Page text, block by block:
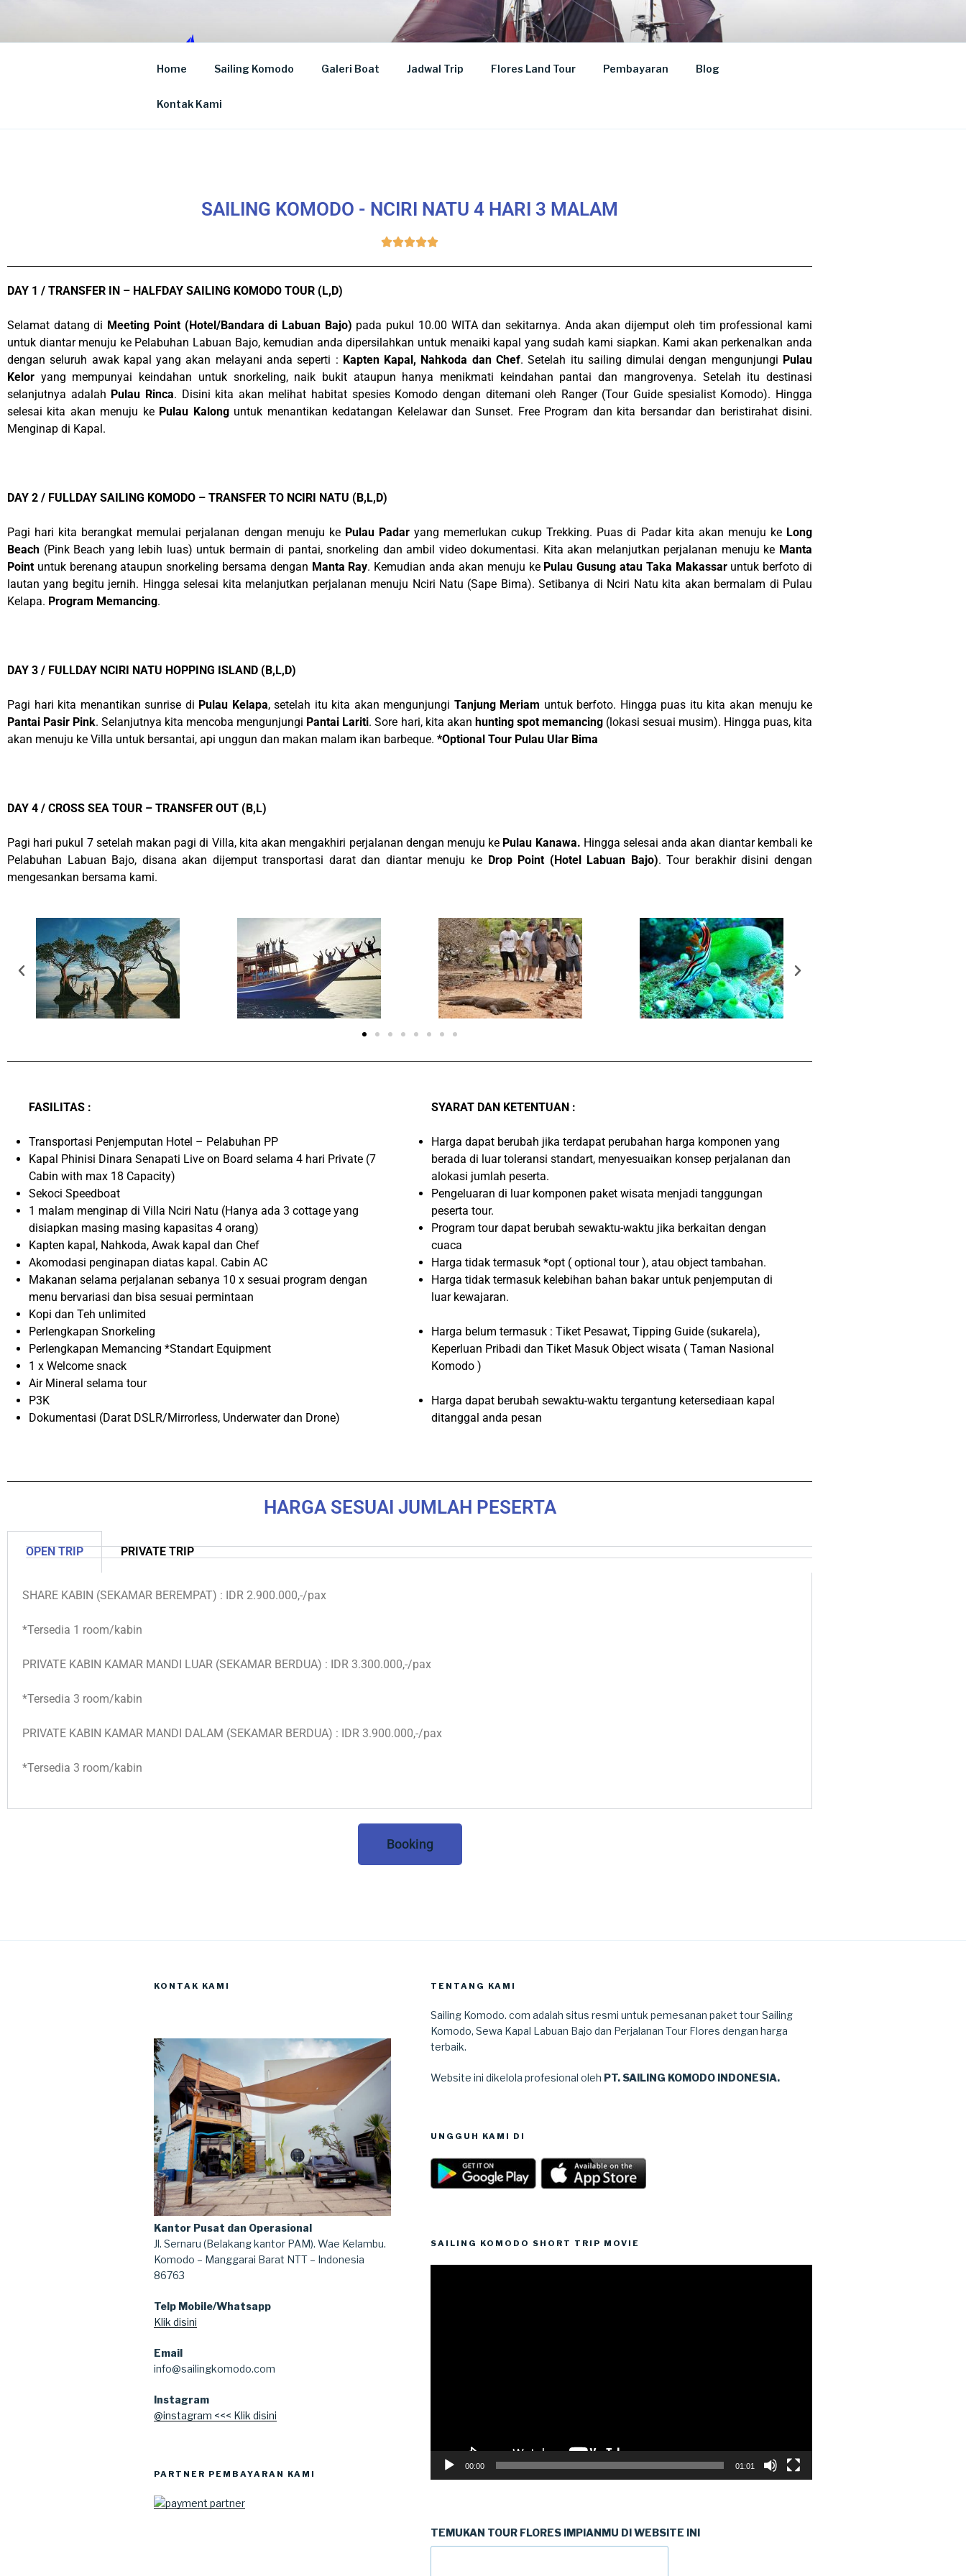
SAILING KOMODO
Paket Tour Sailing Komodo
Home Sailing Komodo Galeri Boat Jadwal Trip Flores Land Tour Pembayaran Blog
Kontak Kami
SAILING KOMODO - NCIRI NATU 4 HARI 3 MALAM

DAY 1 / TRANSFER IN – HALFDAY SAILING KOMODO TOUR (L,D)
Selamat datang di Meeting Point (Hotel/Bandara di Labuan Bajo) pada pukul 10.00 WITA dan sekitarnya. Anda akan dijemput oleh tim professional kami
untuk diantar menuju ke Pelabuhan Labuan Bajo, kemudian anda dipersilahkan untuk menaiki kapal yang sudah kami siapkan. Kami akan perkenalkan anda
dengan seluruh awak kapal yang akan melayani anda seperti : Kapten Kapal, Nahkoda dan Chef. Setelah itu sailing dimulai dengan mengunjungi Pulau
Kelor yang mempunyai keindahan untuk snorkeling, naik bukit ataupun hanya menikmati keindahan pantai dan mangrovenya. Setelah itu destinasi
selanjutnya adalah Pulau Rinca. Disini kita akan melihat habitat spesies Komodo dengan ditemani oleh Ranger (Tour Guide spesialist Komodo). Hingga
selesai kita akan menuju ke Pulau Kalonguntuk menantikan kedatangan Kelelawar dan Sunset. Free Program dan kita bersandar dan beristirahat disini.
Menginap di Kapal.
DAY 2 / FULLDAY SAILING KOMODO – TRANSFER TO NCIRI NATU (B,L,D)
Pagi hari kita berangkat memulai perjalanan dengan menuju ke Pulau Padaryang memerlukan cukup Trekking. Puas di Padar kita akan menuju ke Long
Beach (Pink Beach yang lebih luas) untuk bermain di pantai, snorkeling dan ambil video dokumentasi. Kita akan melanjutkan perjalanan menuju ke Manta
Point untuk berenang ataupun snorkeling bersama dengan Manta Ray. Kemudian anda akan menuju ke Pulau Gusung atau Taka Makassaruntuk berfoto di
lautan yang begitu jernih. Hingga selesai kita melanjutkan perjalanan menuju Nciri Natu (Sape Bima). Setibanya di Nciri Natu kita akan bermalam di Pulau
Kelapa. Program Memancing.
DAY 3 / FULLDAY NCIRI NATU HOPPING ISLAND (B,L,D)
Pagi hari kita menantikan sunrise di Pulau Kelapa, setelah itu kita akan mengunjungi Tanjung Meriam untuk berfoto. Hingga puas itu kita akan menuju ke
Pantai Pasir Pink. Selanjutnya kita mencoba mengunjungi Pantai Lariti. Sore hari, kita akan hunting spot memancing(lokasi sesuai musim). Hingga puas, kita
akan menuju ke Villa untuk bersantai, api unggun dan makan malam ikan barbeque. *Optional Tour Pulau Ular Bima
DAY 4 / CROSS SEA TOUR – TRANSFER OUT (B,L)
Pagi hari pukul 7 setelah makan pagi di Villa, kita akan mengakhiri perjalanan dengan menuju ke Pulau Kanawa. Hingga selesai anda akan diantar kembali ke
Pelabuhan Labuan Bajo, disana akan dijemput transportasi darat dan diantar menuju ke Drop Point (Hotel Labuan Bajo). Tour berakhir disini dengan
mengesankan bersama kami.
FASILITAS :
Transportasi Penjemputan Hotel – Pelabuhan PP
Kapal Phinisi Dinara Senapati Live on Board selama 4 hari Private (7
Cabin with max 18 Capacity)
Sekoci Speedboat
1 malam menginap di Villa Nciri Natu (Hanya ada 3 cottage yang
disiapkan masing masing kapasitas 4 orang)
Kapten kapal, Nahkoda, Awak kapal dan Chef
Akomodasi penginapan diatas kapal. Cabin AC
Makanan selama perjalanan sebanya 10 x sesuai program dengan
menu bervariasi dan bisa sesuai permintaan
Kopi dan Teh unlimited
Perlengkapan Snorkeling
Perlengkapan Memancing *Standart Equipment
1 x Welcome snack
Air Mineral selama tour
P3K
Dokumentasi (Darat DSLR/Mirrorless, Underwater dan Drone)
SYARAT DAN KETENTUAN :
Harga dapat berubah jika terdapat perubahan harga komponen yang
berada di luar toleransi standart, menyesuaikan konsep perjalanan dan
alokasi jumlah peserta.
Pengeluaran di luar komponen paket wisata menjadi tanggungan
peserta tour.
Program tour dapat berubah sewaktu-waktu jika berkaitan dengan
cuaca
Harga tidak termasuk *opt ( optional tour ), atau object tambahan.
Harga tidak termasuk kelebihan bahan bakar untuk penjemputan di
luar kewajaran.
Harga belum termasuk : Tiket Pesawat, Tipping Guide (sukarela),
Keperluan Pribadi dan Tiket Masuk Object wisata ( Taman Nasional
Komodo )
Harga dapat berubah sewaktu-waktu tergantung ketersediaan kapal
ditanggal anda pesan
HARGA SESUAI JUMLAH PESERTA
OPEN TRIP PRIVATE TRIP
SHARE KABIN (SEKAMAR BEREMPAT) : IDR 2.900.000,-/pax
*Tersedia 1 room/kabin
PRIVATE KABIN KAMAR MANDI LUAR (SEKAMAR BERDUA) : IDR 3.300.000,-/pax
*Tersedia 3 room/kabin
PRIVATE KABIN KAMAR MANDI DALAM (SEKAMAR BERDUA) : IDR 3.900.000,-/pax
*Tersedia 3 room/kabin
Booking
KONTAK KAMI
Kantor Pusat dan Operasional
Jl. Sernaru (Belakang kantor PAM). Wae Kelambu.
Komodo – Manggarai Barat NTT – Indonesia
86763
Telp Mobile/Whatsapp
Klik disini
Email
info@sailingkomodo.com
Instagram
@instagram <<< Klik disini
PARTNER PEMBAYARAN KAMI
TENTANG KAMI
Sailing Komodo. com adalah situs resmi untuk pemesanan paket tour Sailing
Komodo, Sewa Kapal Labuan Bajo dan Perjalanan Tour Flores dengan harga
terbaik.
Website ini dikelola profesional oleh PT. SAILING KOMODO INDONESIA.
UNGGUH KAMI DI
SAILING KOMODO SHORT TRIP MOVIE
00:00 01:01
TEMUKAN TOUR FLORES IMPIANMU DI WEBSITE INI